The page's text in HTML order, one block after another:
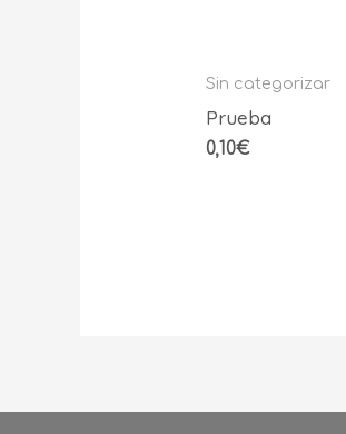
Sin categorizar
Prueba
0,10€